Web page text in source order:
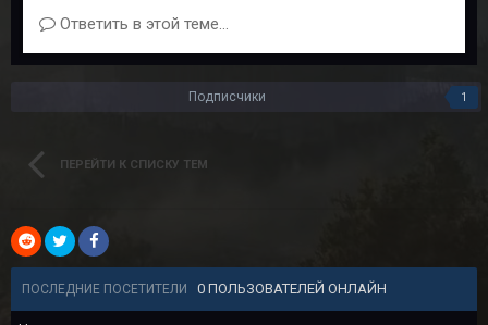
Ответить в этой теме...
Подписчики 1
ПЕРЕЙТИ К СПИСКУ ТЕМ
ПОСЛЕДНИЕ ПОСЕТИТЕЛИ 0 ПОЛЬЗОВАТЕЛЕЙ ОНЛАЙН